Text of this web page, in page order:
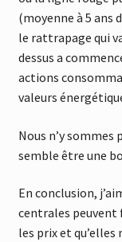
(moyenne à 5 ans
le rattrapage qui
dessus a
actions
valeurs
Nous n’y
semble être une
En conclusion,
centrales peuvent
les prix et qu’elles